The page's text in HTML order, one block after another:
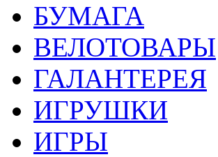
БУМАГА
ВЕЛОТОВАРЫ
ГАЛАНТЕРЕЯ
ИГРУШКИ
ИГРЫ